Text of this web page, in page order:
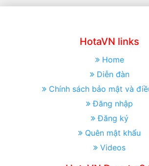
HotaVN links
Home
Diễn đàn
Chính sách bảo mật và
Đăng nhập
Đăng ký
Quên mật khẩu
Videos